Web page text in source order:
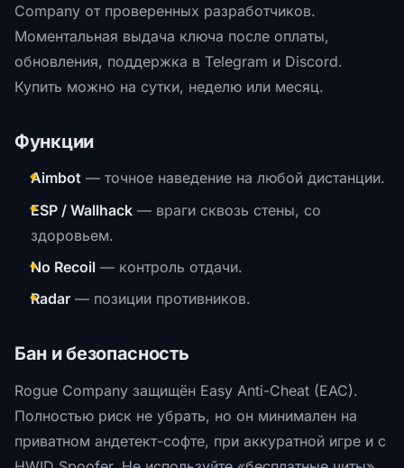
Company от проверенных разработчиков.
Моментальная выдача ключа после оплаты,
обновления, поддержка в Telegram и Discord.
Купить можно на сутки, неделю или месяц.
Функции
Aimbot — точное наведение на любой дистанции.
ESP / Wallhack — враги сквозь стены, со
здоровьем.
No Recoil — контроль отдачи.
Radar — позиции противников.
Бан и безопасность
Rogue Company защищён Easy Anti-Cheat (EAC).
Полностью риск не убрать, но он минимален на
приватном андетект-софте, при аккуратной игре и с